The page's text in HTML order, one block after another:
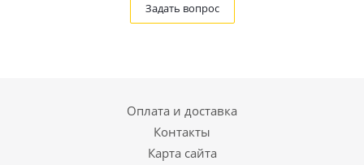
Задать вопрос
Оплата и доставка
Контакты
Карта сайта